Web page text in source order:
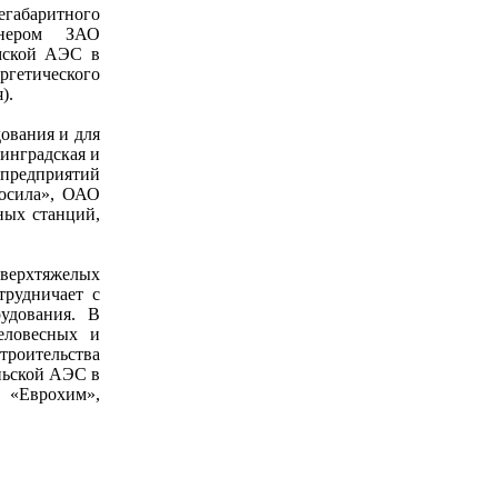
ЗАО
АЭС в
и для
и
ОАО
станций,
с
В
и
АЭС в